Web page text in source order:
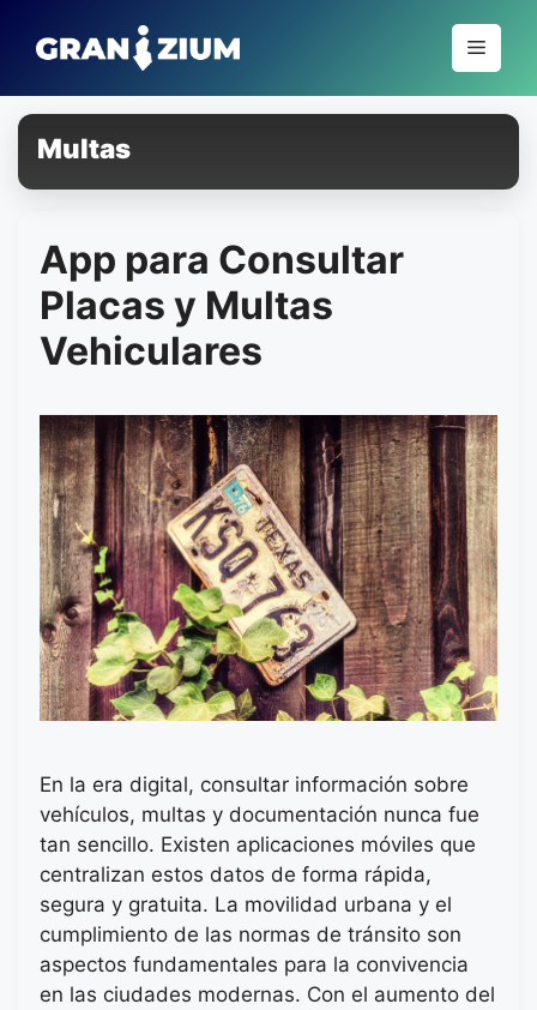
para
conteúdo
Menu
Multas
App para Consultar
Placas y Multas
Vehiculares
En la era digital, consultar información sobre
vehículos, multas y documentación nunca fue
tan sencillo. Existen aplicaciones móviles que
centralizan estos datos de forma rápida,
segura y gratuita. La movilidad urbana y el
cumplimiento de las normas de tránsito son
aspectos fundamentales para la convivencia
en las ciudades modernas. Con el aumento del